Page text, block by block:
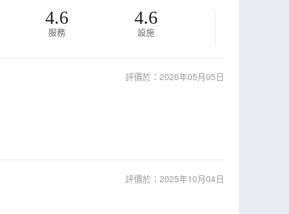
4.6
服務
4.6
設施
評價於：2026年05月05日
評價於：2025年10月04日